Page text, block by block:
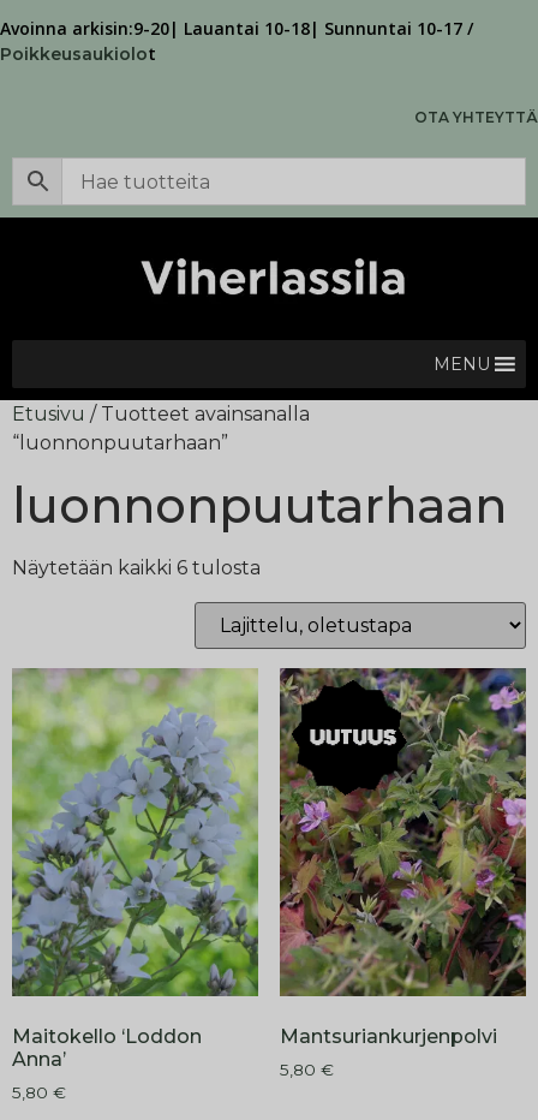
Avoinna arkisin:9-20| Lauantai 10-18| Sunnuntai 10-17 /
Poikkeusaukiolot
OTA YHTEYTTÄ
MENU
Etusivu / Tuotteet avainsanalla
“luonnonpuutarhaan”
luonnonpuutarhaan
Näytetään kaikki 6 tulosta
Maitokello ‘Loddon
Anna’
5,80 €
Mantsuriankurjenpolvi
5,80 €